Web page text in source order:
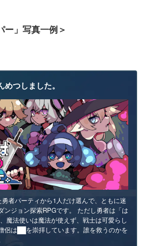
ー」写真一例＞
つしました。
勇者パーティから1人だけ選んで、ともに迷
ンジョン探索RPGです。 ただし勇者は「は
魔法使いは魔法が使えず、戦士は可愛らし
侶は██を崇拝しています。誰を救うのかを